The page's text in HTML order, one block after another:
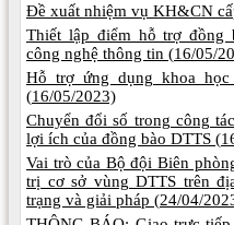
Đề xuất nhiệm vụ KH&CN
Thiết lập điểm hỗ trợ đồng
công nghệ thông tin (16/05/
Hỗ trợ ứng dụng khoa
(16/05/2023)
Chuyển đổi số trong công
lợi ích của đồng bào DTTS (
Vai trò của Bộ đội Biên
trị cơ sở vùng DTTS trên
trạng và giải pháp (24/04/